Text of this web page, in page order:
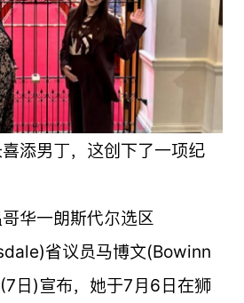
添男丁，这创下了一项纪
华一朗斯代尔选区
省议员马博文(Bowinn
日)宣布，她于7月6日在狮